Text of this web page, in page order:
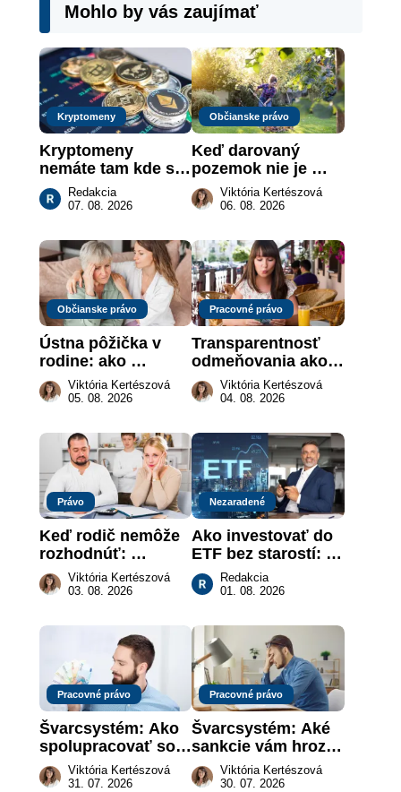
Mohlo by vás zaujímať
Kryptomeny
Kryptomeny
nemáte tam kde si
myslíte: Viete, kde
sa naozaj
Redakcia
07. 08. 2026
Občianske právo
Keď darovaný
pozemok nie je
„hotová vec“: kedy
môže darca žiadať
Viktória Kertészová
06. 08. 2026
Občianske právo
Ústna pôžička v
rodine: ako
vymôcť peniaze,
keď na papieri nie
Viktória Kertészová
05. 08. 2026
Pracovné právo
Transparentnosť
odmeňovania ako
právna povinnosť:
revolúcia na
práce
Viktória Kertészová
04. 08. 2026
Právo
Keď rodič nemôže
rozhodnúť:
nahradenie prejavu
vôle súdom v
Viktória Kertészová
03. 08. 2026
Nezaradené
Ako investovať do
ETF bez starostí:
Investičné plány,
ktoré urobia prácu
Redakcia
01. 08. 2026
Pracovné právo
Švarcsystém: Ako
spolupracovať so
živnostníkom
legálne a bez
Viktória Kertészová
31. 07. 2026
Pracovné právo
Švarcsystém: Aké
sankcie vám hrozia
a prečo nestačí
zaplatiť pokutu?
Viktória Kertészová
30. 07. 2026